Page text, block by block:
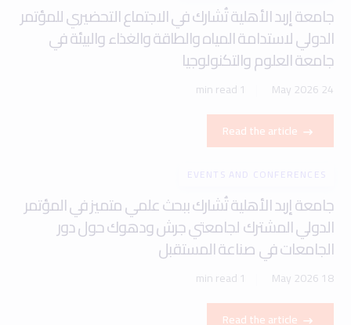
جامعة إربد الأهلية تُشارك في الاجتماع التحضيري للمؤتمر
الدولي لاستدامة المياه والطاقة والغذاء والبيئة في
جامعة العلوم والتكنولوجيا
24 May 2026
1 min read
Read the article
EVENTS AND CONFERENCES
جامعة إربد الأهلية تُشارك ببحث علمي متميز في المؤتمر
الدولي المشترك لجامعتي جرش ودهوك حول دور
الجامعات في صناعة المستقبل
18 May 2026
1 min read
Read the article